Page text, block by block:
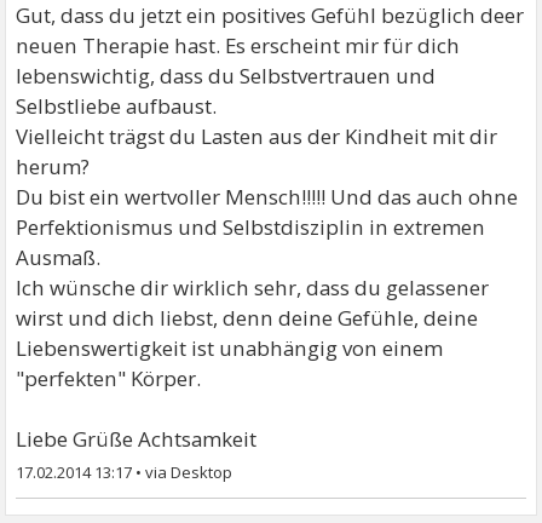
Gut, dass du jetzt ein positives Gefühl bezüglich deer
neuen Therapie hast. Es erscheint mir für dich
lebenswichtig, dass du Selbstvertrauen und
Selbstliebe aufbaust.
Vielleicht trägst du Lasten aus der Kindheit mit dir
herum?
Du bist ein wertvoller Mensch!!!!! Und das auch ohne
Perfektionismus und Selbstdisziplin in extremen
Ausmaß.
Ich wünsche dir wirklich sehr, dass du gelassener
wirst und dich liebst, denn deine Gefühle, deine
Liebenswertigkeit ist unabhängig von einem
"perfekten" Körper.
Liebe Grüße Achtsamkeit
17.02.2014 13:17 •